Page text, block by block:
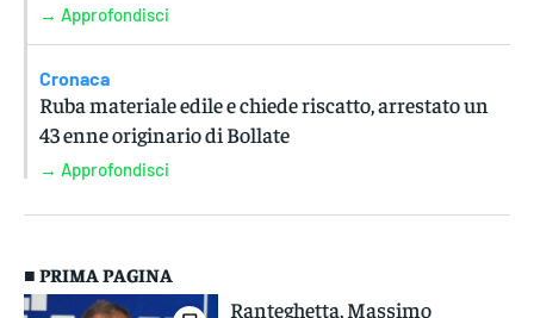
→ Approfondisci
Cronaca
Ruba materiale edile e chiede riscatto, arrestato un
43 enne originario di Bollate
→ Approfondisci
■ PRIMA PAGINA
Ranteghetta, Massimo